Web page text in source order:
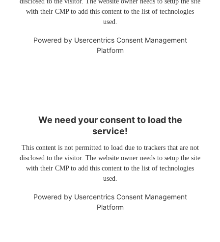
with their CMP to add this content to the list of technologies
used.
Powered by Usercentrics Consent Management
Platform
We need your consent to load the
service!
This content is not permitted to load due to trackers that are not
disclosed to the visitor. The website owner needs to setup the site
with their CMP to add this content to the list of technologies
used.
Powered by Usercentrics Consent Management
Platform